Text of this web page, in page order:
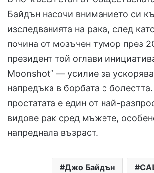
Байдън насочи вниманието си
изследванията на рака, след
почина от мозъчен тумор през
президент той оглави
Moonshot“ — усилие за
напредъка в борбата с
простатата е един от най-
видове рак сред мъжете,
напреднала възраст.
Джо Байдън